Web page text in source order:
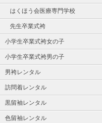
はくほう会医療専門学校
先生卒業式袴
小学生卒業式袴女の子
小学生卒業式袴男の子
男袴レンタル
訪問着レンタル
黒留袖レンタル
色留袖レンタル